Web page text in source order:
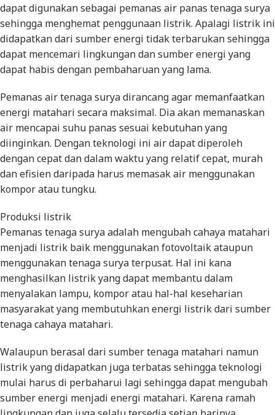
dapat digunakan sebagai pemanas air panas tenaga surya
sehingga menghemat penggunaan listrik. Apalagi listrik ini
didapatkan dari sumber energi tidak terbarukan sehingga
dapat mencemari lingkungan dan sumber energi yang
dapat habis dengan pembaharuan yang lama.
Pemanas air tenaga surya dirancang agar memanfaatkan
energi matahari secara maksimal. Dia akan memanaskan
air mencapai suhu panas sesuai kebutuhan yang
diinginkan. Dengan teknologi ini air dapat diperoleh
dengan cepat dan dalam waktu yang relatif cepat, murah
dan efisien daripada harus memasak air menggunakan
kompor atau tungku.
Produksi listrik
Pemanas tenaga surya adalah mengubah cahaya matahari
menjadi listrik baik menggunakan fotovoltaik ataupun
menggunakan tenaga surya terpusat. Hal ini kana
menghasilkan listrik yang dapat membantu dalam
menyalakan lampu, kompor atau hal-hal keseharian
masyarakat yang membutuhkan energi listrik dari sumber
tenaga cahaya matahari.
Walaupun berasal dari sumber tenaga matahari namun
listrik yang didapatkan juga terbatas sehingga teknologi
mulai harus di perbaharui lagi sehingga dapat mengubah
sumber energi menjadi energi matahari. Karena ramah